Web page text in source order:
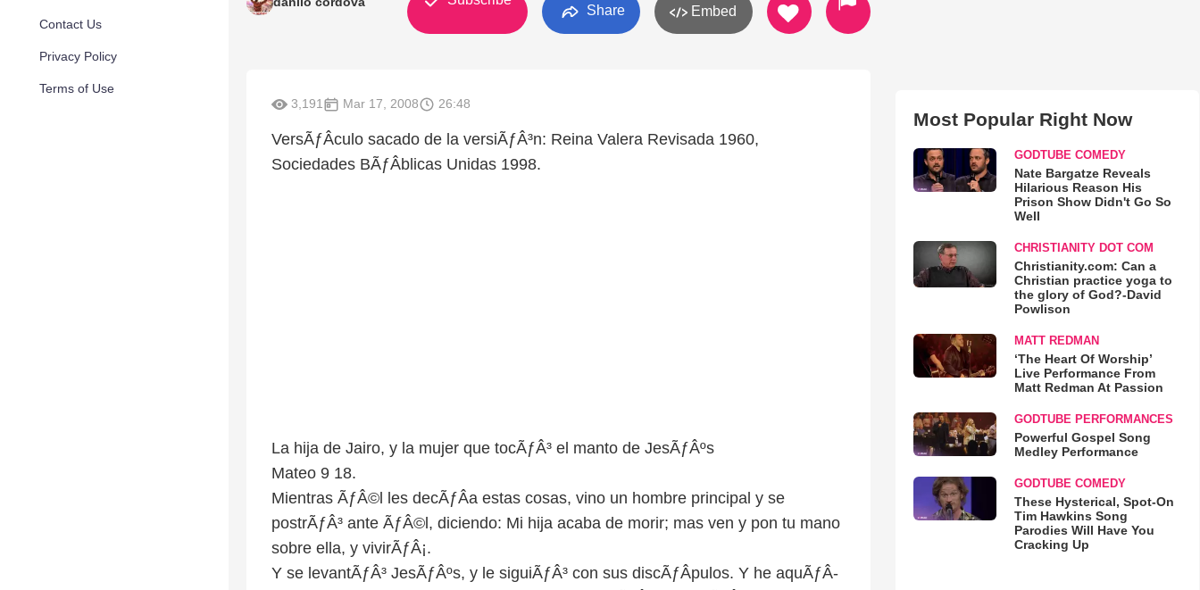
Contact Us
Privacy Policy
Terms of Use
Share Embed
3,191 Mar 17, 2008 26:48
VersÃƒÂ­culo sacado de la versiÃƒÂ³n: Reina Valera Revisada 1960,
Sociedades BÃƒÂ­blicas Unidas 1998.
La hija de Jairo, y la mujer que tocÃƒÂ³ el manto de JesÃƒÂºs
Mateo 9 18.
Mientras ÃƒÂ©l les decÃƒÂ­a estas cosas, vino un hombre principal y se
postrÃƒÂ³ ante ÃƒÂ©l, diciendo: Mi hija acaba de morir; mas ven y pon tu mano
sobre ella, y vivirÃƒÂ¡.
Y se levantÃƒÂ³ JesÃƒÂºs, y le siguiÃƒÂ³ con sus discÃƒÂ­pulos. Y he aquÃƒÂ­
Most Popular Right Now
GODTUBE COMEDY
Nate Bargatze Reveals
Hilarious Reason His
Prison Show Didn't Go So
Well
CHRISTIANITY DOT COM
Christianity.com: Can a
Christian practice yoga to
the glory of God?-David
Powlison
MATT REDMAN
‘The Heart Of Worship’
Live Performance From
Matt Redman At Passion
GODTUBE PERFORMANCES
Powerful Gospel Song
Medley Performance
GODTUBE COMEDY
These Hysterical, Spot-On
Tim Hawkins Song
Parodies Will Have You
Cracking Up